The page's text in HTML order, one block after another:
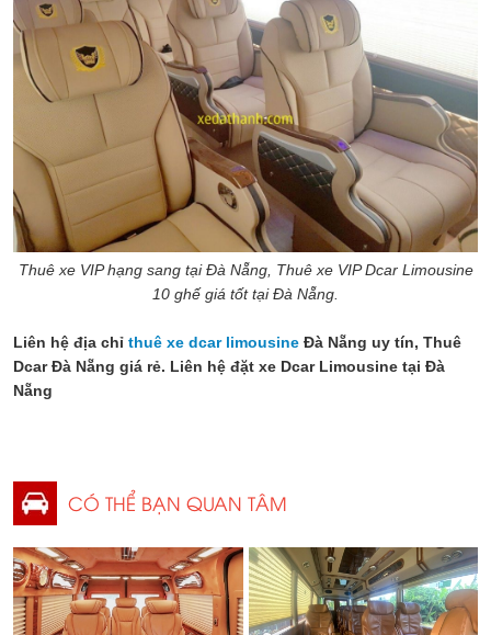
Thuê xe VIP hạng sang tại Đà Nẵng, Thuê xe VIP Dcar Limousine
10 ghế giá tốt tại Đà Nẵng.
Liên hệ địa chỉ thuê xe dcar limousine Đà Nẵng uy tín, Thuê
Dcar Đà Nẵng giá rẻ. Liên hệ đặt xe Dcar Limousine tại Đà
Nẵng
CÓ THỂ BẠN QUAN TÂM